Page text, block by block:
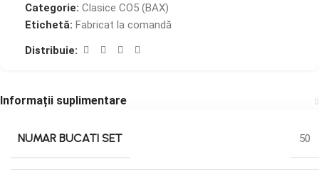
Categorie: Clasice CO5 (BAX)
Etichetă: Fabricat la comandă
Distribuie:
Informații suplimentare
NUMAR BUCATI SET 50